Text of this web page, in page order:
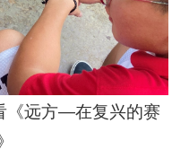
《远方—在复兴的赛